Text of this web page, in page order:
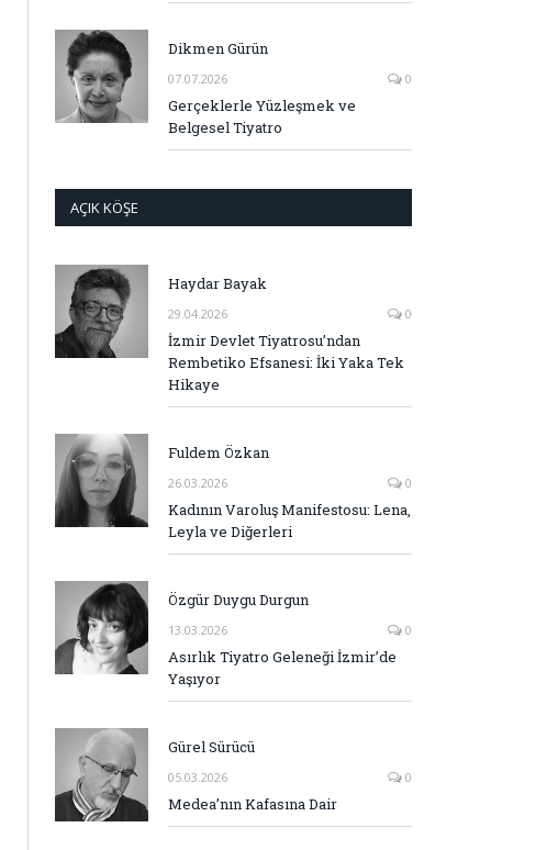
Dikmen Gürün
07.07.2026 0
Gerçeklerle Yüzleşmek ve
Belgesel Tiyatro
AÇIK KÖŞE
Haydar Bayak
29.04.2026 0
İzmir Devlet Tiyatrosu’ndan
Rembetiko Efsanesi: İki Yaka Tek
Hikaye
Fuldem Özkan
26.03.2026 0
Kadının Varoluş Manifestosu: Lena,
Leyla ve Diğerleri
Özgür Duygu Durgun
13.03.2026 0
Asırlık Tiyatro Geleneği İzmir’de
Yaşıyor
Gürel Sürücü
05.03.2026 0
Medea’nın Kafasına Dair